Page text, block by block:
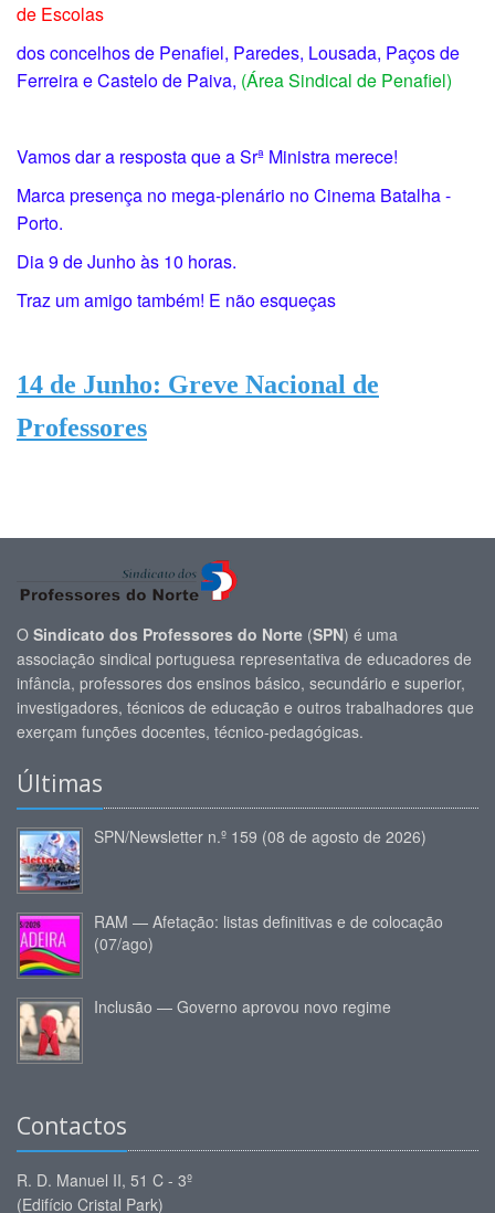
de Escolas
dos concelhos de Penafiel, Paredes, Lousada, Paços de
Ferreira e Castelo de Paiva, (Área Sindical de Penafiel)
Vamos dar a resposta que a Srª Ministra merece!
Marca presença no mega-plenário no Cinema Batalha -
Porto.
Dia 9 de Junho às 10 horas.
Traz um amigo também! E não esqueças
14 de Junho: Greve Nacional de
Professores
O Sindicato dos Professores do Norte (SPN) é uma
associação sindical portuguesa representativa de educadores de
infância, professores dos ensinos básico, secundário e superior,
investigadores, técnicos de educação e outros trabalhadores que
exerçam funções docentes, técnico-pedagógicas.
Últimas
SPN/Newsletter n.º 159 (08 de agosto de 2026)
RAM — Afetação: listas definitivas e de colocação
(07/ago)
Inclusão — Governo aprovou novo regime
Contactos
R. D. Manuel II, 51 C - 3º
(Edifício Cristal Park)